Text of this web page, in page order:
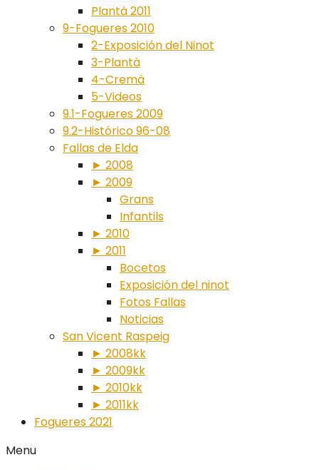
Plantà 2011
9-Fogueres 2010
2-Exposición del Ninot
3-Plantà
4-Cremà
5-Videos
9.1-Fogueres 2009
9.2-Histórico 96-08
Fallas de Elda
► 2008
► 2009
Grans
Infantils
► 2010
► 2011
Bocetos
Exposición del ninot
Fotos Fallas
Noticias
San Vicent Raspeig
► 2008kk
► 2009kk
► 2010kk
► 2011kk
Fogueres 2021
Menu